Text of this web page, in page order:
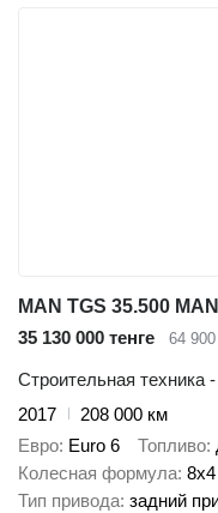
MAN TGS 35.500
35 130 000 тенге
64
Строительная техника
2017
208 000 км
Евро Euro 6 Топливо
Колесная формула 8x4
Тип привода задний